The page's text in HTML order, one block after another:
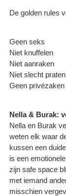
De golden rules
Geen seks
Niet knuffelen
Niet aanraken
Niet slecht praten
Geen privézaken
Nella & Burak:
Nella en Burak
weten elk waar
kussen een
is een
zijn safe space
met iemand
misschien